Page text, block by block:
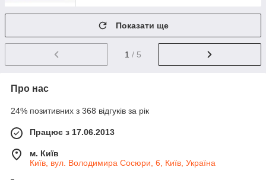
Показати ще
1 / 5
Про нас
24% позитивних з 368 відгуків за рік
Працює з 17.06.2013
м. Київ
Київ, вул. Володимира Сосюри, 6, Київ, Україна